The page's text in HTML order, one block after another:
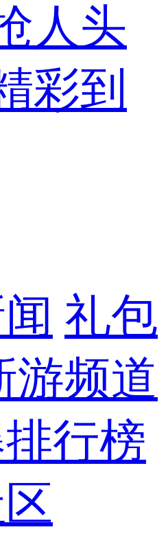
人头
彩到
礼包
游频道
排行榜